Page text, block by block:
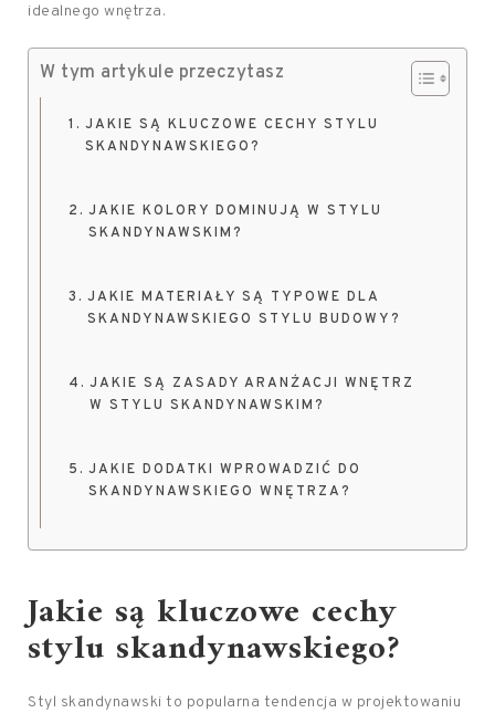
idealnego wnętrza.
W tym artykule przeczytasz
JAKIE SĄ KLUCZOWE CECHY STYLU
SKANDYNAWSKIEGO?
JAKIE KOLORY DOMINUJĄ W STYLU
SKANDYNAWSKIM?
JAKIE MATERIAŁY SĄ TYPOWE DLA
SKANDYNAWSKIEGO STYLU BUDOWY?
JAKIE SĄ ZASADY ARANŻACJI WNĘTRZ
W STYLU SKANDYNAWSKIM?
JAKIE DODATKI WPROWADZIĆ DO
SKANDYNAWSKIEGO WNĘTRZA?
Jakie są kluczowe cechy
stylu skandynawskiego?
Styl skandynawski to popularna tendencja w projektowaniu